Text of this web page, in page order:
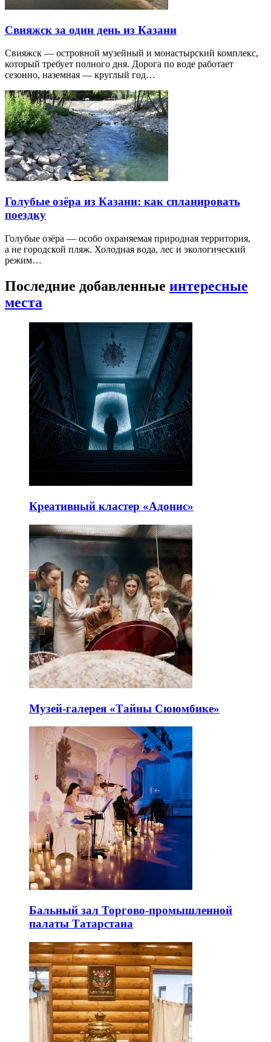
Свияжск за один день из Казани
Свияжск — островной музейный и монастырский комплекс,
который требует полного дня. Дорога по воде работает
сезонно, наземная — круглый год…
Голубые озёра из Казани: как спланировать
поездку
Голубые озёра — особо охраняемая природная территория,
а не городской пляж. Холодная вода, лес и экологический
режим…
Последние добавленные интересные
места
Креативный кластер «Адонис»
Музей-галерея «Тайны Сююмбике»
Бальный зал Торгово-промышленной
палаты Татарстана